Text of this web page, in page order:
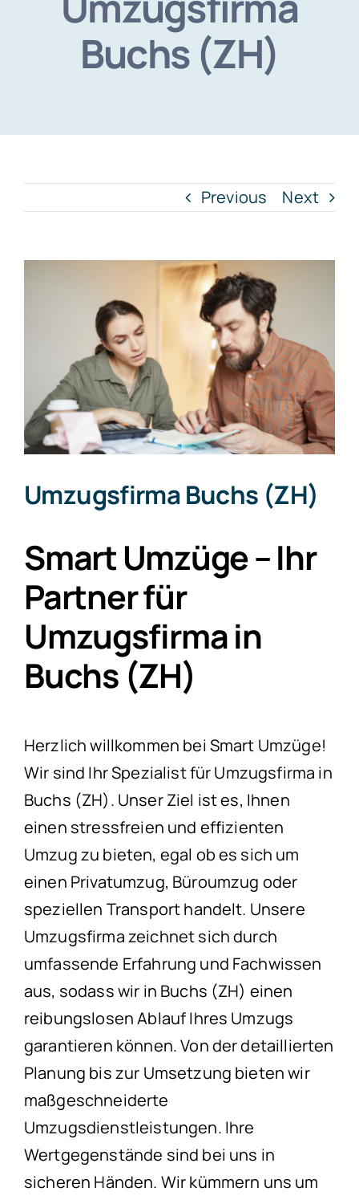
Buchs (ZH)
Previous Next
Umzugsfirma Buchs (ZH)
Smart Umzüge – Ihr
Partner für
Umzugsfirma in
Buchs (ZH)
Herzlich willkommen bei Smart Umzüge!
Wir sind Ihr Spezialist für Umzugsfirma in
Buchs (ZH). Unser Ziel ist es, Ihnen
einen stressfreien und effizienten
Umzug zu bieten, egal ob es sich um
einen Privatumzug, Büroumzug oder
speziellen Transport handelt. Unsere
Umzugsfirma zeichnet sich durch
umfassende Erfahrung und Fachwissen
aus, sodass wir in Buchs (ZH) einen
reibungslosen Ablauf Ihres Umzugs
garantieren können. Von der detaillierten
Planung bis zur Umsetzung bieten wir
maßgeschneiderte
Umzugsdienstleistungen. Ihre
Wertgegenstände sind bei uns in
sicheren Händen. Wir kümmern uns um